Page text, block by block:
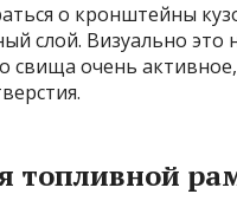
о кронштейны
слой. Визуально это
свища очень
топливной